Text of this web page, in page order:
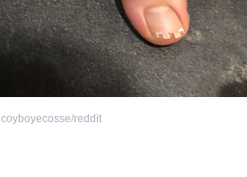
coyboyecosse/reddit